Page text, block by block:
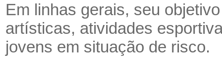
Em linhas gerais, seu
artísticas, atividades
jovens em situação de risco.